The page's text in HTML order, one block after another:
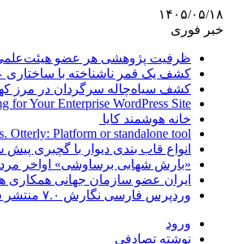
۱۴۰۵/۰۵/۱۸
خبر فوری
ظرفیت پژوهشی هر عضو هیئت‌علمی
کشف یک قمر ناشناخته با
کشف سیاه‌چاله سرگردان در مرز
for Your Enterprise WordPress Site
خانه هوشمند کایا
Otterly: Platform or standalone tool?
انواع قاب بندی دیوار با گچبری
«بارش شهابی برساوشی» اواخر مرداد در ایران/
ایران عضو سازمان جهانی
وردپرس فارسی نگارش ۷.۰ منتشر شد – WordPress.org فارسی
ورود
نوشته تصادفی